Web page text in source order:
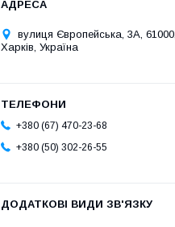
вулиця Європейська, 3А, 61000,
Харків, Україна
+380 (67) 470-23-68
+380 (50) 302-26-55